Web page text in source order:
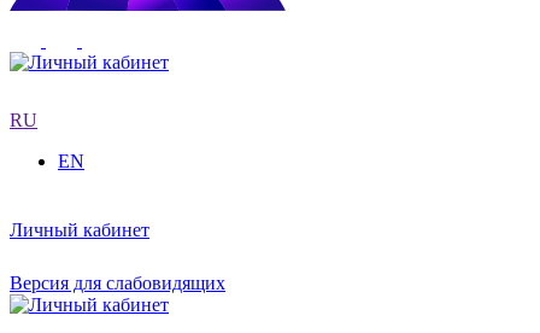
RU
EN
Личный кабинет
Версия для слабовидящих